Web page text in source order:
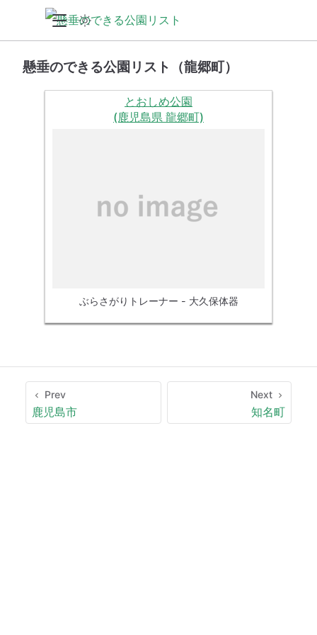
懸垂のできる公園リスト（龍郷町）
とおしめ公園
(鹿児島県 龍郷町)
ぶらさがりトレーナー - 大久保体器
Prev
鹿児島市
Next
知名町